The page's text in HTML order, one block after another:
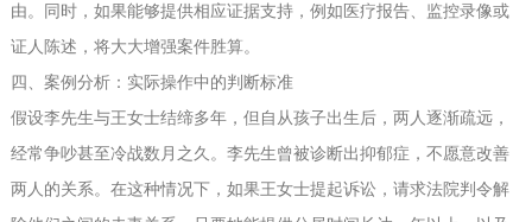
由。同时，如果能够提供相应证据支持，例如医疗报告、监控录像或
证人陈述，将大大增强案件胜算。
四、案例分析：实际操作中的判断标准
假设李先生与王女士结缔多年，但自从孩子出生后，两人逐渐疏远，
经常争吵甚至冷战数月之久。李先生曾被诊断出抑郁症，不愿意改善
两人的关系。在这种情况下，如果王女士提起诉讼，请求法院判令解